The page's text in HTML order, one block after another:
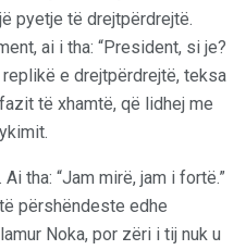
pyetje të drejtpërdrejtë.
ai i tha: “President, si je?
e drejtpërdrejtë, teksa
të xhamtë, që lidhej me
tha: “Jam mirë, jam i fortë.”
përshëndeste edhe
Noka, por zëri i tij nuk u